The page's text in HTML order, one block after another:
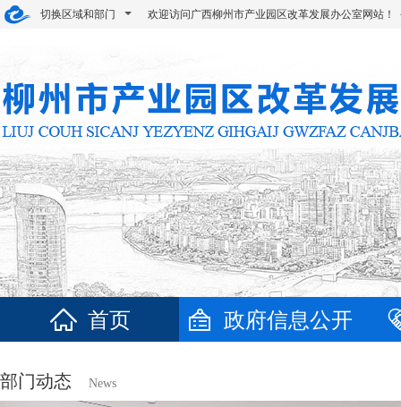
切换区域和部门 欢迎访问广西柳州市产业园区改革发展办公室网站
首页 政府信息公开
部门动态 News